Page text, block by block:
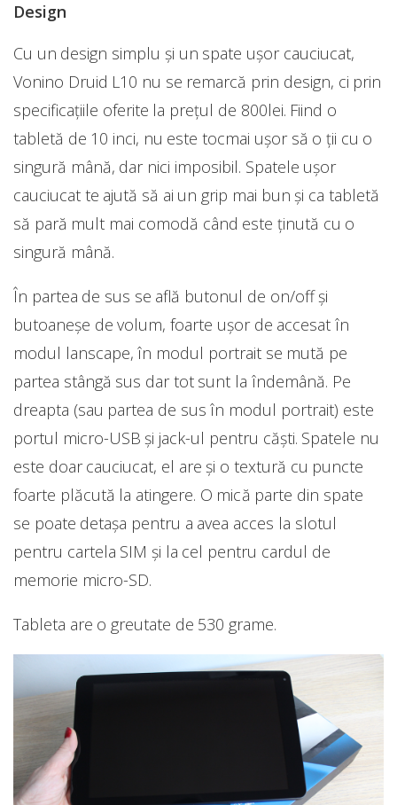
Design
Cu un design simplu și un spate ușor cauciucat,
Vonino Druid L10 nu se remarcă prin design, ci prin
specificațiile oferite la prețul de 800lei. Fiind o
tabletă de 10 inci, nu este tocmai ușor să o ții cu o
singură mână, dar nici imposibil. Spatele ușor
cauciucat te ajută să ai un grip mai bun și ca tabletă
să pară mult mai comodă când este ținută cu o
singură mână.
În partea de sus se află butonul de on/off și
butoaneșe de volum, foarte ușor de accesat în
modul lanscape, în modul portrait se mută pe
partea stângă sus dar tot sunt la îndemână. Pe
dreapta (sau partea de sus în modul portrait) este
portul micro-USB și jack-ul pentru căști. Spatele nu
este doar cauciucat, el are și o textură cu puncte
foarte plăcută la atingere. O mică parte din spate
se poate detașa pentru a avea acces la slotul
pentru cartela SIM și la cel pentru cardul de
memorie micro-SD.
Tableta are o greutate de 530 grame.